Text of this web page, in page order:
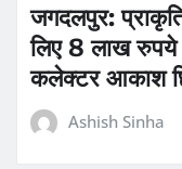
जगदलपुर:
लिए 8 लाख रुपये
कलेक्टर आकाश
Ashish Sinha